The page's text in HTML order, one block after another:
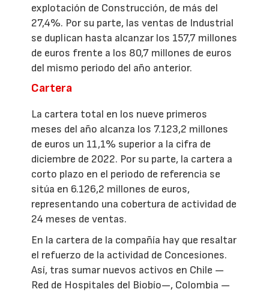
explotación de Construcción, de más del
27,4%. Por su parte, las ventas de Industrial
se duplican hasta alcanzar los 157,7 millones
de euros frente a los 80,7 millones de euros
del mismo periodo del año anterior.
Cartera
La cartera total en los nueve primeros
meses del año alcanza los 7.123,2 millones
de euros un 11,1% superior a la cifra de
diciembre de 2022. Por su parte, la cartera a
corto plazo en el periodo de referencia se
sitúa en 6.126,2 millones de euros,
representando una cobertura de actividad de
24 meses de ventas.
En la cartera de la compañía hay que resaltar
el refuerzo de la actividad de Concesiones.
Así, tras sumar nuevos activos en Chile —
Red de Hospitales del Biobío—, Colombia —